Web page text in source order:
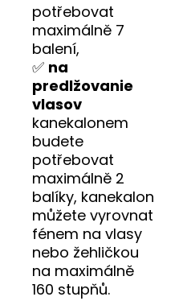
potřebovat
maximálně 7
balení,
✅ na
predlžovanie
vlasov
kanekalonem
budete
potřebovat
maximálně 2
balíky, kanekalon
můžete vyrovnat
fénem na vlasy
nebo žehličkou
na maximálně
160 stupňů.